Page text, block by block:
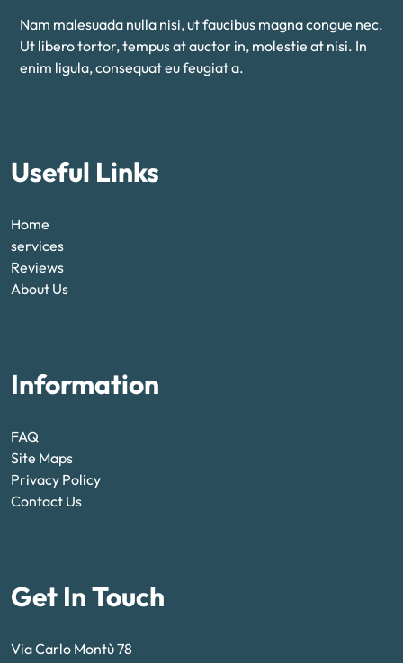
Nam malesuada nulla nisi, ut faucibus magna congue nec.
Ut libero tortor, tempus at auctor in, molestie at nisi. In
enim ligula, consequat eu feugiat a.
Useful Links
Home
services
Reviews
About Us
Information
FAQ
Site Maps
Privacy Policy
Contact Us
Get In Touch
Via Carlo Montù 78